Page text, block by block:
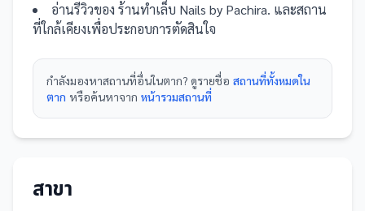
อ่านรีวิวของ ร้านทำเล็บ Nails by Pachira. และสถาน
ที่ใกล้เคียงเพื่อประกอบการตัดสินใจ
กำลังมองหาสถานที่อื่นในตาก? ดูรายชื่อ สถานที่ทั้งหมดใน
ตาก หรือค้นหาจาก หน้ารวมสถานที่
สาขา